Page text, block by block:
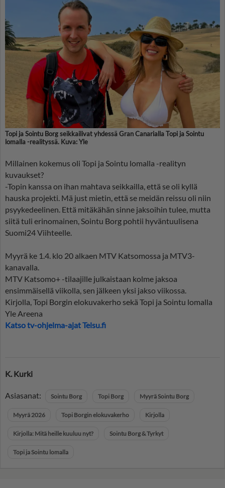
Topi ja Sointu Borg seikkailivat yhdessä Gran Canarialla Topi ja Sointu
lomalla -realityssä. Kuva: Yle
Millainen kokemus oli Topi ja Sointu lomalla -realityn
kuvaukset?
-Topin kanssa on ihan mahtava seikkailla, että se oli kyllä
hauska projekti. Mä just mietin, että se meidän reissu oli niin
psyykedeelinen. Että mitäkähän sinne jaksoihin tulee, mutta
siitä tuli erinomainen, Sointu Borg pohtii hyväntuulisena
Suomi24 Viihteelle.
Myyrä ke 1.4. klo 20 alkaen MTV Katsomossa ja MTV3-
kanavalla.
MTV Katsomo+ -tilaajille julkaistaan kolme jaksoa
ensimmäisellä viikolla, sen jälkeen yksi jakso viikossa.
Kirjolla, Topi Borgin elokuvakerho sekä Topi ja Sointu lomalla
Yle Areena
Katso tv-ohjelma-ajat Telsu.fi
K. Kurki
Asiasanat: Sointu Borg Topi Borg Myyrä Sointu Borg
Myyrä 2026 Topi Borgin elokuvakerho Kirjolla
Kirjolla: Mitä heille kuuluu nyt? Sointu Borg & Tyrkyt
Topi ja Sointu lomalla